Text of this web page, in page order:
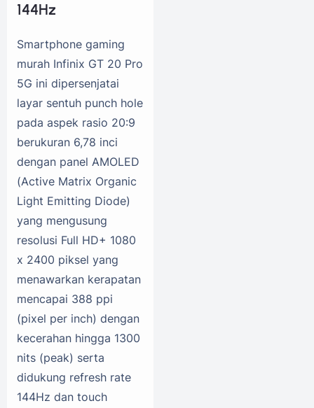
144Hz
Smartphone gaming
murah Infinix GT 20 Pro
5G ini dipersenjatai
layar sentuh punch hole
pada aspek rasio 20:9
berukuran 6,78 inci
dengan panel AMOLED
(Active Matrix Organic
Light Emitting Diode)
yang mengusung
resolusi Full HD+ 1080
x 2400 piksel yang
menawarkan kerapatan
mencapai 388 ppi
(pixel per inch) dengan
kecerahan hingga 1300
nits (peak) serta
didukung refresh rate
144Hz dan touch